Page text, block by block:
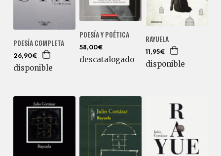
POESÍA COMPLETA
26,90€
disponible
POESÍA Y POÉTICA
58,00€
descatalogado
RAYUELA
11,95€
disponible